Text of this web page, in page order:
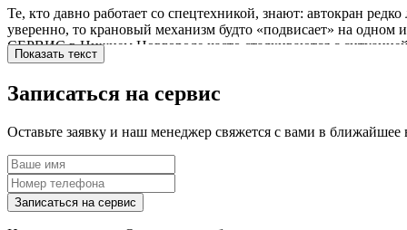
Те, кто давно работает со спецтехникой, знают: автокран
уверенно, то крановый механизм будто «подвисает» на
СЕРВИС в Нижнем Новгороде часто сталкиваются с ситуацией,
состояние редуктора, оценить работу механизма подъёма и
Что включает ремонт автомобильных
Когда речь заходит о ремонте автомобильных кранов, люди
проверяет КМУ, грузоподъёмный механизм, состояние
капитальный ремонт автокрана. Иногда нужно пережимать
конкретного крана и того, как он эксплуатировался. В ТМ
дальнейшие расходы.
Показать текст
Записаться на сервис
Оставьте заявку и наш менеджер свяжется с вами в ближайшее
Записаться на сервис